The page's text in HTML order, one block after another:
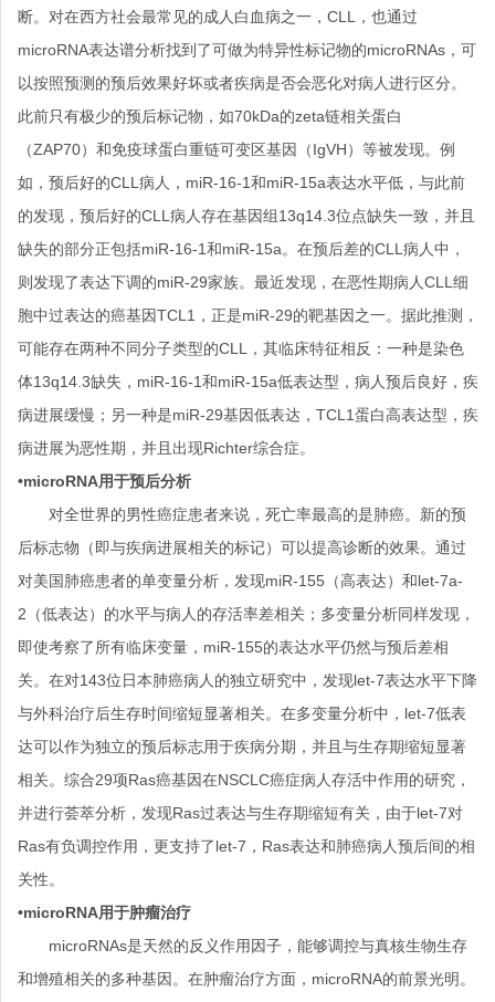
断。对在西方社会最常见的成人白血病之一，CLL，也通过
microRNA表达谱分析找到了可做为特异性标记物的microRNAs，可
以按照预测的预后效果好坏或者疾病是否会恶化对病人进行区分。
此前只有极少的预后标记物，如70kDa的zeta链相关蛋白
（ZAP70）和免疫球蛋白重链可变区基因（IgVH）等被发现。例
如，预后好的CLL病人，miR-16-1和miR-15a表达水平低，与此前
的发现，预后好的CLL病人存在基因组13q14.3位点缺失一致，并且
缺失的部分正包括miR-16-1和miR-15a。在预后差的CLL病人中，
则发现了表达下调的miR-29家族。最近发现，在恶性期病人CLL细
胞中过表达的癌基因TCL1，正是miR-29的靶基因之一。据此推测，
可能存在两种不同分子类型的CLL，其临床特征相反：一种是染色
体13q14.3缺失，miR-16-1和miR-15a低表达型，病人预后良好，疾
病进展缓慢；另一种是miR-29基因低表达，TCL1蛋白高表达型，疾
病进展为恶性期，并且出现Richter综合症。
•microRNA用于预后分析
对全世界的男性癌症患者来说，死亡率最高的是肺癌。新的预
后标志物（即与疾病进展相关的标记）可以提高诊断的效果。通过
对美国肺癌患者的单变量分析，发现miR-155（高表达）和let-7a-
2（低表达）的水平与病人的存活率差相关；多变量分析同样发现，
即使考察了所有临床变量，miR-155的表达水平仍然与预后差相
关。在对143位日本肺癌病人的独立研究中，发现let-7表达水平下降
与外科治疗后生存时间缩短显著相关。在多变量分析中，let-7低表
达可以作为独立的预后标志用于疾病分期，并且与生存期缩短显著
相关。综合29项Ras癌基因在NSCLC癌症病人存活中作用的研究，
并进行荟萃分析，发现Ras过表达与生存期缩短有关，由于let-7对
Ras有负调控作用，更支持了let-7，Ras表达和肺癌病人预后间的相
关性。
•microRNA用于肿瘤治疗
microRNAs是天然的反义作用因子，能够调控与真核生物生存
和增殖相关的多种基因。在肿瘤治疗方面，microRNA的前景光明。